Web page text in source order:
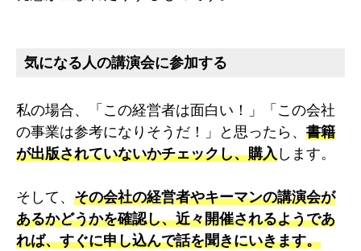
気になる人の講演会に参加する
私の場合、「この経営者は面白い！」「この会社
の事業は参考になりそうだ！」と思ったら、 書籍
が出版されていないかチェックし、購入します。
そして、 その会社の経営者やキーマンの講演会が
あるかどうかを確認し、近々開催されるようであ
れば、すぐに申し込んで話を聞きにいきます。